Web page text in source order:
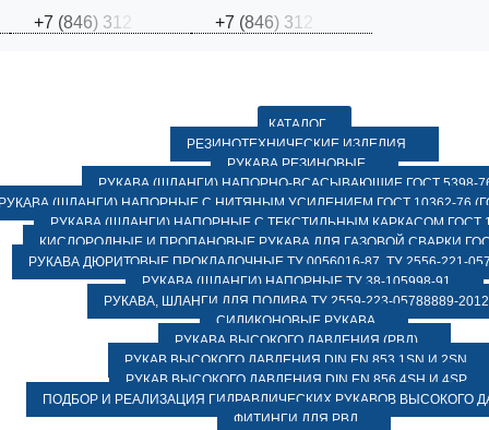
+7 (846) 31 +7 (846) 31
КАТАЛОГ
РЕЗИНОТЕХНИЧЕСКИЕ ИЗДЕЛИЯ
РУКАВА РЕЗИНОВЫЕ
РУКАВА (ШЛАНГИ) НАПОРНО-ВСАСЫВАЮЩИЕ ГОСТ 5398-
(ШЛАНГИ) НАПОРНЫЕ С НИТЯНЫМ УСИЛЕНИЕМ ГОСТ 10362-76
РУКАВА (ШЛАНГИ) НАПОРНЫЕ С ТЕКСТИЛЬНЫМ КАРКАСОМ ГОСТ
КИСЛОРОДНЫЕ И ПРОПАНОВЫЕ РУКАВА ДЛЯ ГАЗОВОЙ СВАРКИ
РУКАВА ДЮРИТОВЫЕ ПРОКЛАДОЧНЫЕ ТУ 0056016-87, ТУ 2556-221-
РУКАВА (ШЛАНГИ) НАПОРНЫЕ ТУ 38-105998-91
РУКАВА, ШЛАНГИ ДЛЯ ПОЛИВА ТУ 2559-223-05788889-2012
СИЛИКОНОВЫЕ РУКАВА
РУКАВА ВЫСОКОГО ДАВЛЕНИЯ (РВД)
РУКАВ ВЫСОКОГО ДАВЛЕНИЯ DIN EN 853 1SN И 2SN
РУКАВ ВЫСОКОГО ДАВЛЕНИЯ DIN EN 856 4SH И 4SP
ПОДБОР И РЕАЛИЗАЦИЯ ГИДРАВЛИЧЕСКИХ РУКАВОВ ВЫСОКОГО
ФИТИНГИ ДЛЯ РВД